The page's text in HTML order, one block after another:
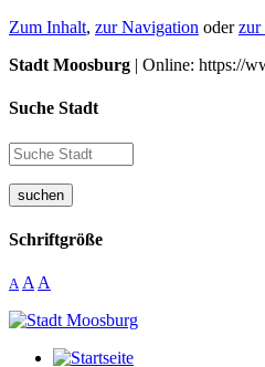
Zum Inhalt, zur Navigation oderzur
Stadt Moosburg | Online: https://
Suche Stadt
suchen
Schriftgröße
A A A